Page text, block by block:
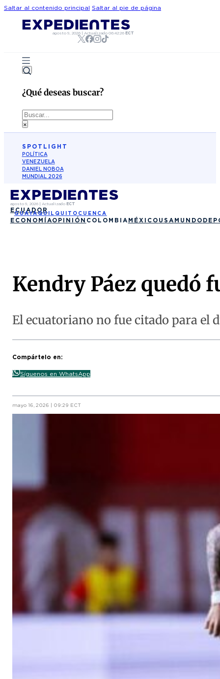
Saltar al contenido principal Saltar al pie de página
agosto 9, 2026 |Actualizado06:42:26 ECT
¿Qué deseas buscar?
Buscar
×
SPOTLIGHT
POLÍTICA
VENEZUELA
DANIEL NOBOA
MUNDIAL 2026
agosto 9, 2026| Actualizado ECT
ECUADOR
GUAYAQUIL QUITO CUENCA
ECONOMÍAOPINIÓN COLOMBIA MÉXICO USA MUNDO
Kendry Páez quedó
El ecuatoriano no fue citado para el
Compártelo en:
Síguenos en WhatsApp
mayo 16, 2026 | 09:29 ECT